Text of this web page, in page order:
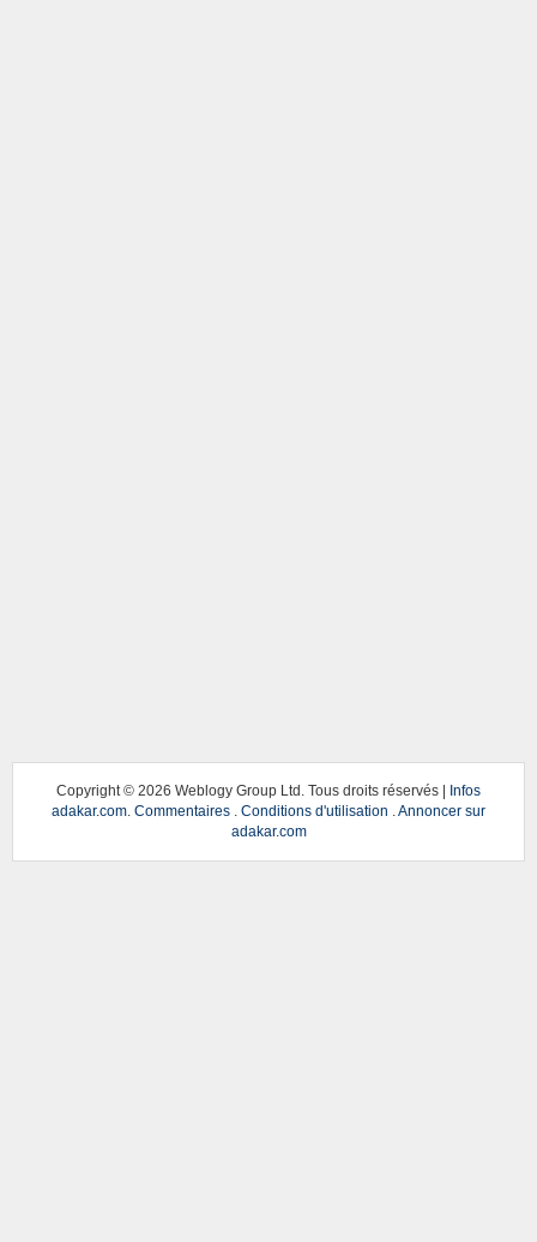
Copyright © 2026 Weblogy Group Ltd. Tous droits réservés | Infos
adakar.com Commentaires Conditions d'utilisation
Annoncer sur
adakar.com